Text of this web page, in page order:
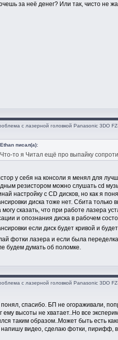
за неё денег? Или так, чисто не
с лазерной головкой Panasonic 3DO
Ethan писал(а):
Что-то я Читал ещё про выпайку
у себя на консоли я менял для
резистором можно слушать cd
настройку с CD дисков, но как я
диска тоже нет. Сбита только
могу сказать, что при работе лазера
и опознания диска в рабочем
если диск будет кривой и
фотки лазера и если была
будем думать об поломке.
с лазерной головкой Panasonic 3DO
спасибо. БП не огораживали,
ему высоты не хватает..Но все
таким образом..Может быть есть
напишу видео, сделаю фотки, пирифф,